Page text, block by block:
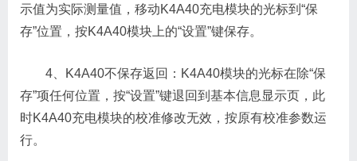
示值为实际测量值，移动K4A40充电模块的光标到“保
存”位置，按K4A40模块上的“设置”键保存。
4、K4A40不保存返回：K4A40模块的光标在除“保
存”项任何位置，按“设置”键退回到基本信息显示页，此
时K4A40充电模块的校准修改无效，按原有校准参数运
行。